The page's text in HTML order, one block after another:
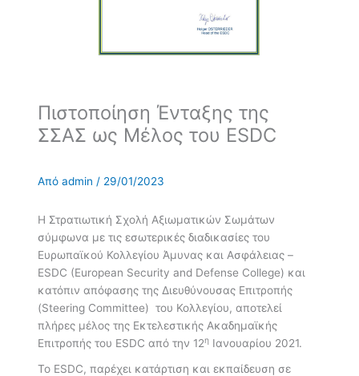
Πιστοποίηση Ένταξης της
ΣΣΑΣ ως Μέλος του ESDC
Απόadmin / 29/01/2023
Η Στρατιωτική Σχολή Αξιωματικών Σωμάτων
σύμφωνα με τις εσωτερικές διαδικασίες του
Ευρωπαϊκού Κολλεγίου Άμυνας και Ασφάλειας –
ESDC (European Security and Defense College) και
κατόπιν απόφασης της Διευθύνουσας Επιτροπής
(Steering Committee) του Κολλεγίου, αποτελεί
πλήρες μέλος της Εκτελεστικής Ακαδημαϊκής
Επιτροπής του ESDC από την 12η Ιανουαρίου 2021.
Το ESDC, παρέχει κατάρτιση και εκπαίδευση σε